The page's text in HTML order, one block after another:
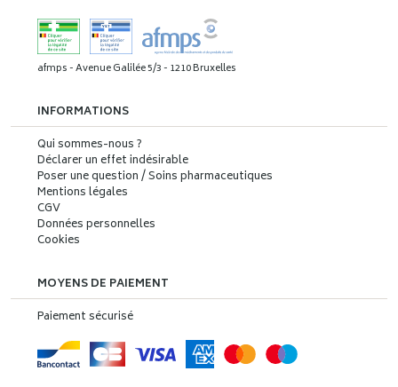
afmps - Avenue Galilée 5/3 - 1210 Bruxelles
INFORMATIONS
Qui sommes-nous ?
Déclarer un effet indésirable
Poser une question / Soins pharmaceutiques
Mentions légales
CGV
Données personnelles
Cookies
MOYENS DE PAIEMENT
Paiement sécurisé